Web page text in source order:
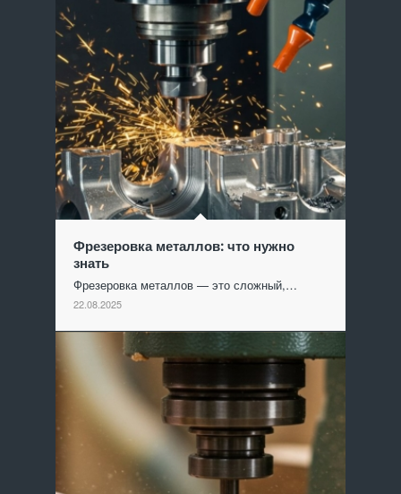
Фрезеровка металлов: что нужно
знать
Фрезеровка металлов — это сложный,…
22.08.2025